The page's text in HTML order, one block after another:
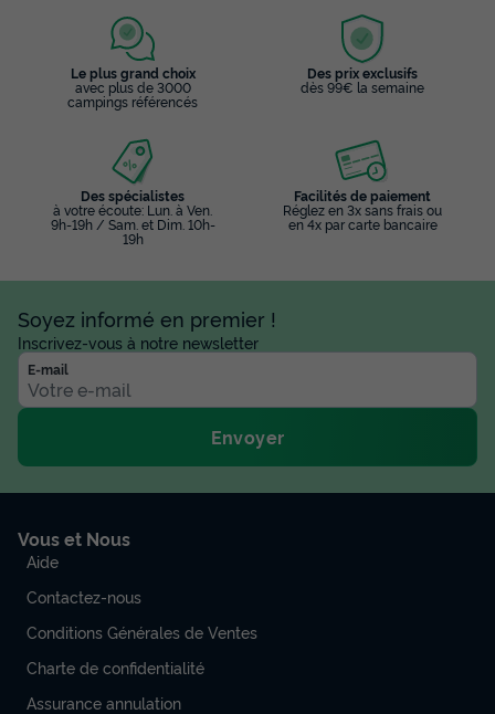
Le plus grand choix
avec plus de 3000
campings référencés
Des prix exclusifs
dès 99€ la semaine
Des spécialistes
à votre écoute: Lun. à Ven.
9h-19h / Sam. et Dim. 10h-
19h
Facilités de paiement
Réglez en 3x sans frais ou
en 4x par carte bancaire
Soyez informé en premier !
Inscrivez-vous à notre newsletter
E-mail
Envoyer
Vous et Nous
Aide
Contactez-nous
Conditions Générales de Ventes
Charte de confidentialité
Assurance annulation